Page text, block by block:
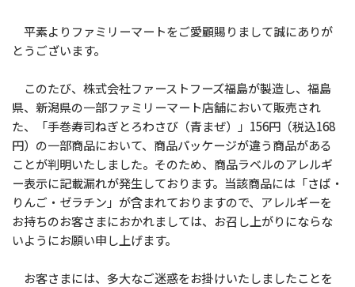
平素よりファミリーマートをご愛顧賜りまして誠にありが
とうございます。
このたび、株式会社ファーストフーズ福島が製造し、福島
県、新潟県の一部ファミリーマート店舗において販売され
た、「手巻寿司ねぎとろわさび（青まぜ）」156円（税込168
円）の一部商品において、商品パッケージが違う商品がある
ことが判明いたしました。そのため、商品ラベルのアレルギ
ー表示に記載漏れが発生しております。当該商品には「さば・
りんご・ゼラチン」が含まれておりますので、アレルギーを
お持ちのお客さまにおかれましては、お召し上がりにならな
いようにお願い申し上げます。
お客さまには、多大なご迷惑をお掛けいたしましたことを